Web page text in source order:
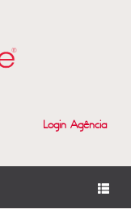
Login Agência